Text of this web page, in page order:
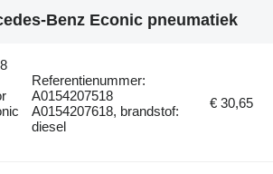
Benz Econic pneumatiek
Referentienummer:
A0154207518
A0154207618, brandstof:
diesel
€ 30,65